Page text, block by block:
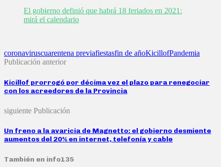
El gobierno definió que habrá 18 feriados en 2021:
mirá el calendario
coronaviruscuarentena previafiestasfin de añoKicillofPandemia
Publicación anterior
Kicillof prorrogó por décima vez el plazo para renegociar
con los acreedores de la Provincia
siguiente Publicación
Un freno a la avaricia de Magnetto: el gobierno desmiente
aumentos del 20% en internet, telefonía y cable
También en info135